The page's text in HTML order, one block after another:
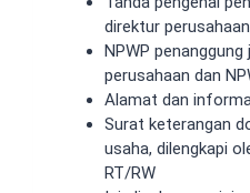
direktur
NPWP
perusahaan dan
Alamat dan
Surat keterangan
usaha, dilengkapi
RT/RW